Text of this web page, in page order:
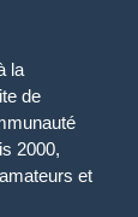
la
de
2000,
et